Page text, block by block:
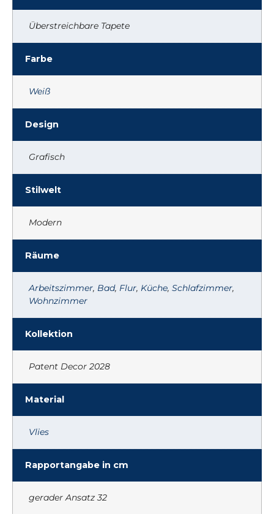
Überstreichbare Tapete
Farbe
Weiß
Design
Grafisch
Stilwelt
Modern
Räume
Arbeitszimmer, Bad, Flur, Küche, Schlafzimmer,
Wohnzimmer
Kollektion
Patent Decor 2028
Material
Vlies
Rapportangabe in cm
gerader Ansatz 32